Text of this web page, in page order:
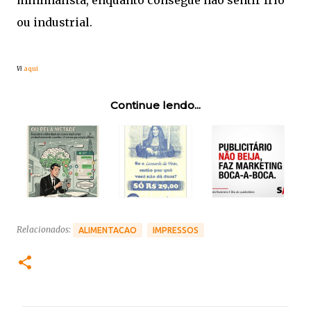
ou industrial.
Vi aqui
Continue lendo...
Relacionados: ALIMENTACAO IMPRESSOS